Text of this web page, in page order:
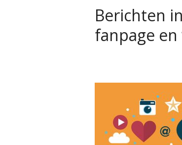
Berichten
fanpage en